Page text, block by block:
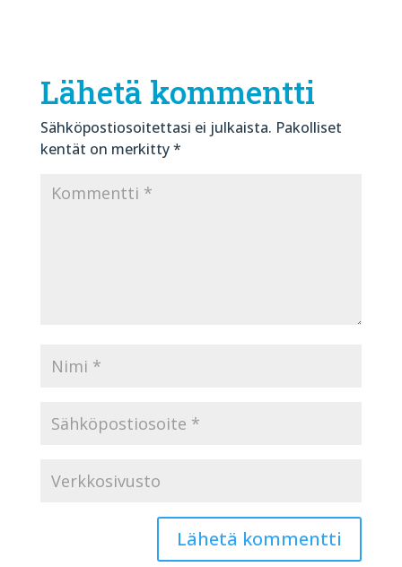
Lähetä kommentti
Sähköpostiosoitettasi ei julkaista. Pakolliset
kentät on merkitty*